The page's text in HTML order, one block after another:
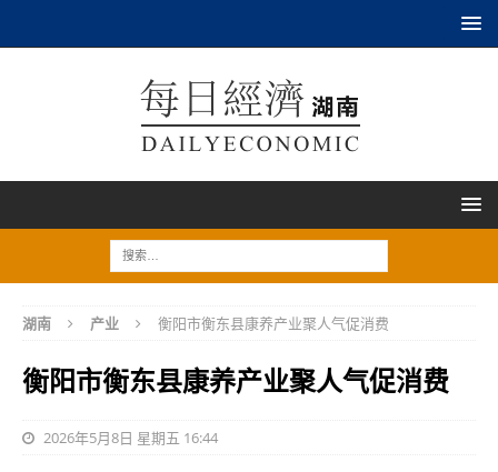
湖南 产业 衡阳市衡东县康养产业聚人气促消费
衡阳市衡东县康养产业聚人气促消费
2026年5月8日 星期五 16:44